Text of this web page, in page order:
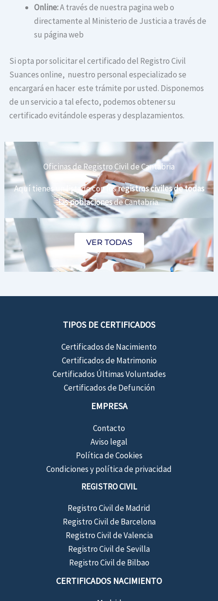
Online:A través de nuestra pagina web o
directamente al Ministerio de Justicia a través de
su página web
Si opta por solicitar el certificado del Registro Civil
Suances online, nuestro personal especializado se
encargará en hacer este trámite por usted. Disponemos
de un servicio a tal efecto, podemos obtener su
certificado evitándole esperas y desplazamientos.
Oficinas de Registro Civil de Cantabria
Aquí tienes un listado con losregistros civiles de todas
las poblacionesde Cantabria.
VER TODAS
TIPOS DE CERTIFICADOS
Certificados de Nacimiento
Certificados de Matrimonio
Certificados Últimas Voluntades
Certificados de Defunción
EMPRESA
Contacto
Aviso legal
Política de Cookies
Condiciones y política de privacidad
REGISTRO CIVIL
Registro Civil de Madrid
Registro Civil de Barcelona
Registro Civil de Valencia
Registro Civil de Sevilla
Registro Civil de Bilbao
CERTIFICADOS NACIMIENTO